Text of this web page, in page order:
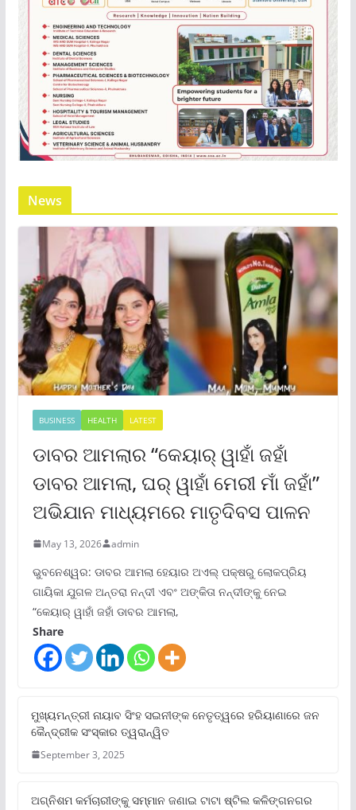
News
BUSINESS HEALTH LATEST
ଡାବର ଆମଲାର “କେୟାର୍ ୱାହାଁ ଜହାଁ
ଡାବର ଆମଲା, ଘର୍ ୱାହାଁ ମେରୀ ମାଁ ଜହାଁ”
ଅଭିଯାନ ମାଧ୍ୟମରେ ମାତୃଦିବସ ପାଳନ
May 13, 2026 admin
ଭୁବନେଶ୍ୱର: ଡାବର ଆମଲା ହେୟାର ଅଏଲ୍ ପକ୍ଷରୁ ଲୋକପ୍ରିୟ
ଗାୟିକା ଯୁଗଳ ଅନ୍ତରା ନନ୍ଦୀ ଏବଂ ଅଙ୍କିତା ନନ୍ଦୀଙ୍କୁ ନେଇ
“କେୟାର୍ ୱାହାଁ ଜହାଁ ଡାବର ଆମଲା,
Share
ମୁଖ୍ୟମନ୍ତ୍ରୀ ନାୟାବ ସିଂହ ସଇନୀଙ୍କ ନେତୃତ୍ୱରେ ହରିୟାଣାରେ ଜନ
କୈନ୍ଦ୍ରୀକ ସଂସ୍କାର ତ୍ୱରାନ୍ୱିତ
September 3, 2025
ଅଗ୍ନିଶମ କର୍ମଚାରୀଙ୍କୁ ସମ୍ମାନ ଜଣାଇ ଟାଟା ଷ୍ଟିଲ କଳିଙ୍ଗନଗର